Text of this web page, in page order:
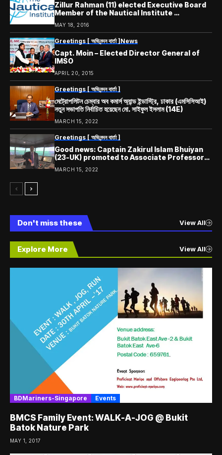
Zillur Rahman (11) elected Executive Board
Member of the ​Nautical​ Institute ​
MAY 18, 2016
Greetings [ অভিনন্দন বার্তা ] News
Capt. Moin – Elected Director General of
IMSO
APRIL 20, 2015
Greetings [ অভিনন্দন বার্তা ]
মেট্রোপলিটন চেম্বার অব কমার্স অ্যান্ড ইন্ডাস্ট্রি, ঢাকার (এমসিসিআই)
নতুন সভাপতি নির্বাচিত হয়েছেন মো. সাইফুল ইসলাম (14E)
MARCH 15, 2022
Greetings [ অভিনন্দন বার্তা ]
Good news: Captain Zakirul Islam Bhuiyan
(23-UK) promoted to Associate Professor
MARCH 15, 2022
Don't miss these View All
Explore More View All
BDMariners-Singapore Events
BMCS Family Event: WALK-A-JOG @ Bukit
Batok Nature Park
MAY 1, 2017